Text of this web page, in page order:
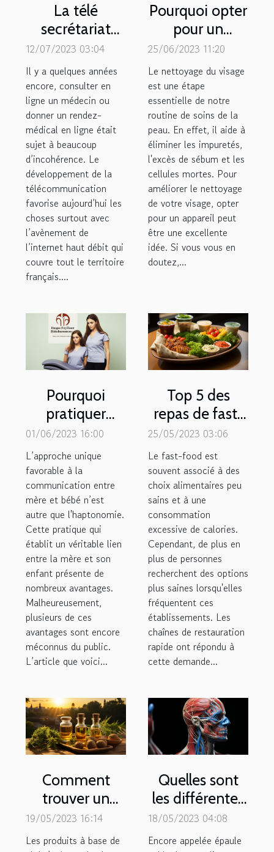
La télé
secrétariat
médical pour
une
Télémédecine
efficace
12/07/2023 03:04
Il y a quelques années
encore, consulter en
ligne un médecin ou
donner un rendez-
médical en ligne était
sujet à beaucoup
d’incohérence. Le
développement de la
télécommunication
favorise aujourd’hui les
choses surtout avec
l’avènement de
l’internet haut débit qui
couvre tout le territoire
français....
Pourquoi opter
pour un
appareil de
nettoyage du
visage ?
25/06/2023 11:20
Le nettoyage du visage
est une étape
essentielle de notre
routine de soins de la
peau. En effet, il aide à
éliminer les impuretés,
l'excès de sébum et les
cellules mortes. Pour
améliorer le nettoyage
de votre visage, opter
pour un appareil peut
être une excellente
idée. Si vous vous en
doutez,...
Pourquoi
pratiquer
l’haptonomie
pendant la
grossesse ?
01/06/2023 16:00
L’approche unique
favorable à la
communication entre
mère et bébé n’est
autre que l'haptonomie.
Cette pratique qui
établit un véritable lien
entre la mère et son
enfant présente de
nombreux avantages.
Malheureusement,
plusieurs de ces
avantages sont encore
méconnus du public.
L’article que voici...
Top 5 des
repas de fast-
foods sains les
plus
consommés
25/05/2023 03:06
Le fast-food est
souvent associé à des
choix alimentaires peu
sains et à une
consommation
excessive de calories.
Cependant, de plus en
plus de personnes
recherchent des options
plus saines lorsqu'elles
fréquentent ces
établissements. Les
chaînes de restauration
rapide ont répondu à
cette demande...
Comment
trouver un
expert de cbd
en France ?
19/05/2023 16:14
Les produits à base de
Quelles sont
les différentes
causes d’une
capsulite
18/05/2023 04:08
Encore appelée épaule